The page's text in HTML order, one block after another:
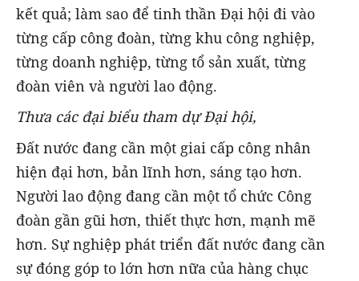
kết quả; làm sao để tinh thần Đại hội đi vào
từng cấp công đoàn, từng khu công nghiệp,
từng doanh nghiệp, từng tổ sản xuất, từng
đoàn viên và người lao động.
Thưa cácđại biểu tham dựĐại hội,
Đất nước đang cần một giai cấp công nhân
hiện đại hơn, bản lĩnh hơn, sáng tạo hơn.
Người lao động đang cần một tổ chức Công
đoàn gần gũi hơn, thiết thực hơn, mạnh mẽ
hơn. Sự nghiệp phát triển đất nước đang cần
sự đóng góp to lớn hơn nữa của hàng chục